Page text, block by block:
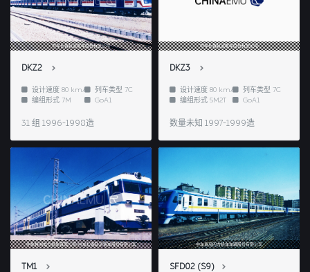
中车长春轨道客车股份有限公司
DKZ2
设计速度 80 km/h 列车类型 7C
编组形式 7M GoA1
31 组 1996-1998造
中车长春轨道客车股份有限公司
DKZ3
设计速度 80 km/h 列车类型 7C
编组形式 5M2T GoA1
数量未知 1997-1999造
中车株洲电力机车有限公司/中车长春轨道客车股份有限公司
TM1
中车青岛四方机车车辆股份有限公司
SFD02 (S9)